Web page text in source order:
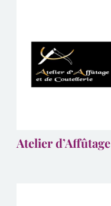
Atelier d’Affûtage